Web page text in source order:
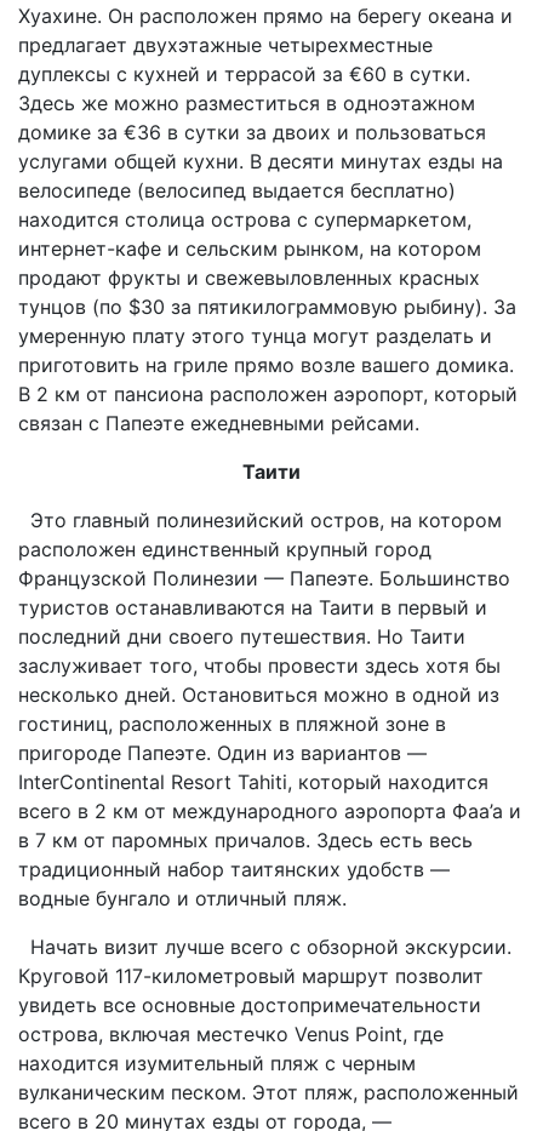
Хуахине. Он расположен прямо на берегу океана и
предлагает двухэтажные четырехместные
дуплексы с кухней и террасой за €60 в сутки.
Здесь же можно разместиться в одноэтажном
домике за €36 в сутки за двоих и пользоваться
услугами общей кухни. В десяти минутах езды на
велосипеде (велосипед выдается бесплатно)
находится столица острова с супермаркетом,
интернет-кафе и сельским рынком, на котором
продают фрукты и свежевыловленных красных
тунцов (по $30 за пятикилограммовую рыбину). За
умеренную плату этого тунца могут разделать и
приготовить на гриле прямо возле вашего домика.
В 2 км от пансиона расположен аэропорт, который
связан с Папеэте ежедневными рейсами.
Таити
Это главный полинезийский остров, на котором
расположен единственный крупный город
Французской Полинезии — Папеэте. Большинство
туристов останавливаются на Таити в первый и
последний дни своего путешествия. Но Таити
заслуживает того, чтобы провести здесь хотя бы
несколько дней. Остановиться можно в одной из
гостиниц, расположенных в пляжной зоне в
пригороде Папеэте. Один из вариантов —
InterСontinental Resort Tahiti, который находится
всего в 2 км от международного аэропорта Фаа’а и
в 7 км от паромных причалов. Здесь есть весь
традиционный набор таитянских удобств —
водные бунгало и отличный пляж.
Начать визит лучше всего с обзорной экскурсии.
Круговой 117-километровый маршрут позволит
увидеть все основные достопримечательности
острова, включая местечко Venus Point, где
находится изумительный пляж с черным
вулканическим песком. Этот пляж, расположенный
всего в 20 минутах езды от города, —